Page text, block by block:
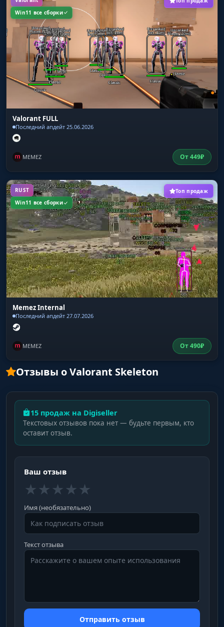
Win11 все сборки
Valorant FULL
Последний апдейт 25.06.2026
MEMEZ От449₽
RUST
Win11 все сборки
Топ продаж
Memez Internal
Последний апдейт 27.07.2026
MEMEZ От490₽
Отзывы о Valorant Skeleton
15 продаж на Digiseller
Текстовых отзывов пока нет — будьте первым, кто
оставит отзыв.
Ваш отзыв
★★★★★
Имя (необязательно)
Текст отзыва
Отправить отзыв